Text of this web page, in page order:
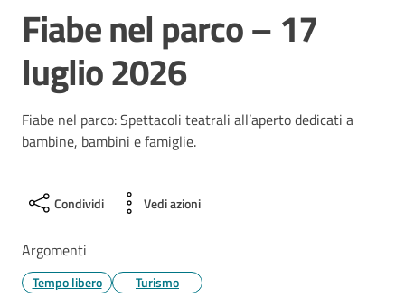
Fiabe nel parco – 17
luglio 2026
Fiabe nel parco: Spettacoli teatrali all’aperto dedicati a
bambine, bambini e famiglie.
Condividi Vedi azioni
Argomenti
Tempo libero Turismo